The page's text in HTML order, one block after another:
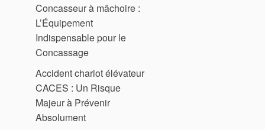
Concasseur à mâchoire :
L’Équipement
Indispensable pour le
Concassage
Accident chariot élévateur
CACES : Un Risque
Majeur à Prévenir
Absolument